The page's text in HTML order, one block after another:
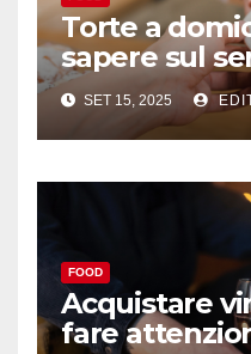
Torte a
sapere sul
SET 15, 2025
FOOD
Acquistare
fare